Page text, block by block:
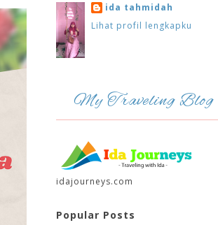
ida tahmidah
Lihat profil lengkapku
My Traveling Blog
idajourneys.com
Popular Posts